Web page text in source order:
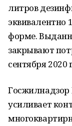
литров
эквивалентно
форме.
закрывают
сентября 2020
Госжилнадзор
усиливает